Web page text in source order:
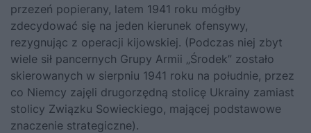
przezeń popierany, latem 1941 roku mógłby
zdecydować się na jeden kierunek ofensywy,
rezygnując z operacji kijowskiej. (Podczas niej zbyt
wiele sił pancernych Grupy Armii „Środek” zostało
skierowanych w sierpniu 1941 roku na południe, przez
co Niemcy zajęli drugorzędną stolicę Ukrainy zamiast
stolicy Związku Sowieckiego, mającej podstawowe
znaczenie strategiczne).